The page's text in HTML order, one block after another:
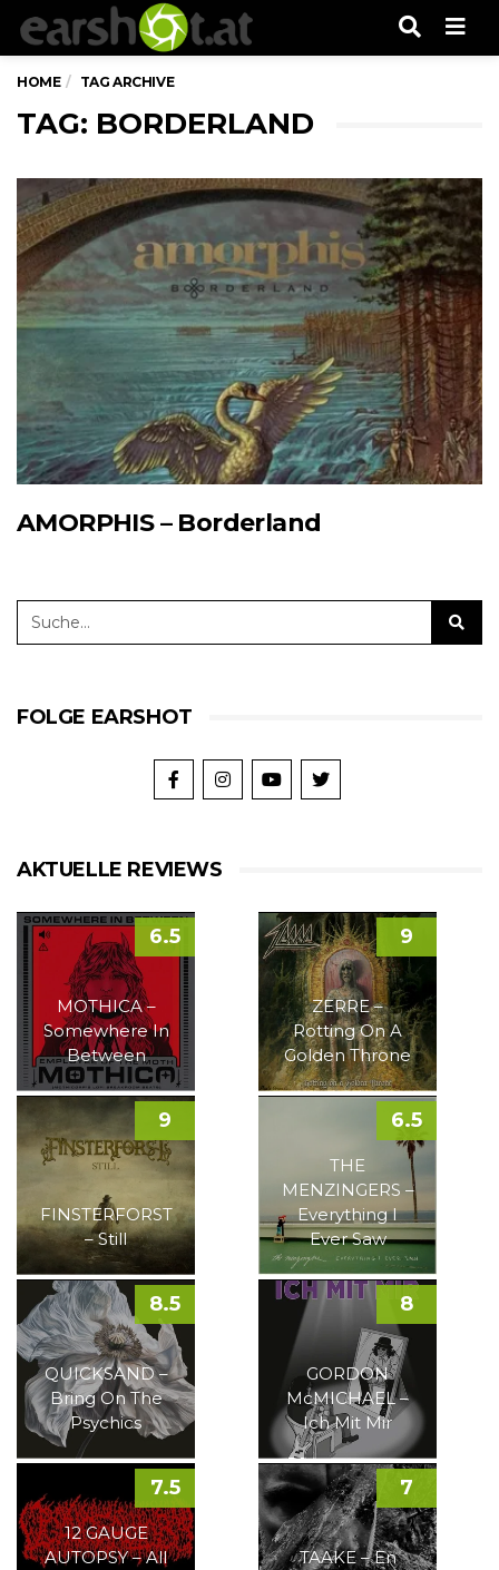
HOME TAG ARCHIVE
TAG: BORDERLAND
AMORPHIS – Borderland
FOLGE EARSHOT
AKTUELLE REVIEWS
MOTHICA –
Somewhere In
Between
6.5
ZERRE –
Rotting On A
Golden Throne
9
FINSTERFORST
– Still
9
THE
MENZINGERS –
Everything I
Ever Saw
6.5
QUICKSAND –
Bring On The
Psychics
8.5
GORDON
McMICHAEL –
Ich Mit Mir
8
12 GAUGE
AUTOPSY – All
7.5
TAAKE – En
7